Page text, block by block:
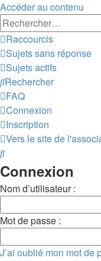
Accéder au contenu
Raccourcis
Sujets sans réponse
Sujets actifs
Rechercher
FAQ
Connexion
Inscription
Vers le site de
Rechercher
Connexion
Nom d’utilisateur :
Mot de passe :
J’ai oublié mon mot de